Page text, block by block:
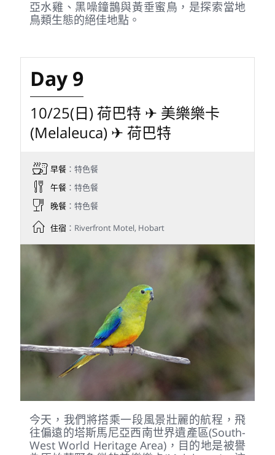
亞水雞、黑噪鐘鵲與黃垂蜜鳥，是探索當地
鳥類生態的絕佳地點。
Day 9
10/25(日) 荷巴特 ✈ 美樂樂卡
(Melaleuca) ✈ 荷巴特
早餐：特色餐
午餐：特色餐
晚餐：特色餐
住宿：Riverfront Motel, Hobart
今天，我們將搭乘一段風景壯麗的航程，飛
往偏遠的塔斯馬尼亞西南世界遺產區(South-
West World Heritage Area)，目的地是被譽